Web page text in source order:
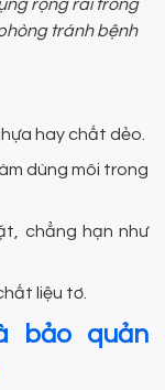
rộng rãi trong
tránh bệnh
hay chất dẻo.
dùng môi trong
chẳng hạn như
liệu tơ.
bảo quản